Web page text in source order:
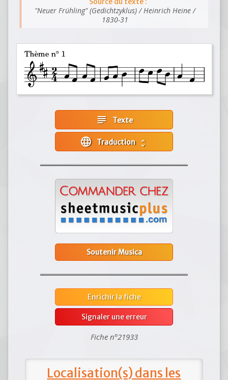
"Neuer Frühling" (Gedichtzyklus) / Heinrich Heine /
1830-31
subject Texte
language unfold_more
Soutenir Musica
Enrichir la fiche
Signaler une erreur
Fiche n°21933
Localisation(s) dans les